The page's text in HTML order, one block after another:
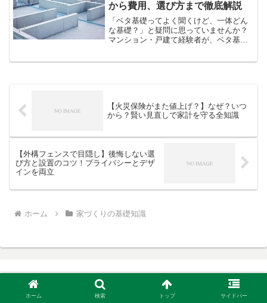
から費用、選び方まで徹底解説
「ベタ基礎ってよく聞くけど、一体どん
な基礎？」と疑問に思っていませんか？
マンション・戸建て経験者が、ベタ基礎
【火災保険がまた値上げ？】なぜ？いつ
から？賢い見直しで家計を守る全知識
【外構フェンスで目隠し】後悔しない選
び方と設置のコツ！プライバシーとデザ
インを両立
ホーム 家づくりの基礎知識
ホーム 検索 トップ サイドバー